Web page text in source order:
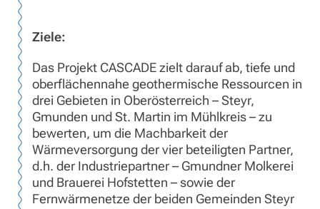
Ziele:
Das Projekt CASCADE zielt darauf ab, tiefe und
oberflächennahe geothermische Ressourcen in
drei Gebieten in Oberösterreich – Steyr,
Gmunden und St. Martin im Mühlkreis – zu
bewerten, um die Machbarkeit der
Wärmeversorgung der vier beteiligten Partner,
d.h. der Industriepartner – Gmundner Molkerei
und Brauerei Hofstetten – sowie der
Fernwärmenetze der beiden Gemeinden Steyr